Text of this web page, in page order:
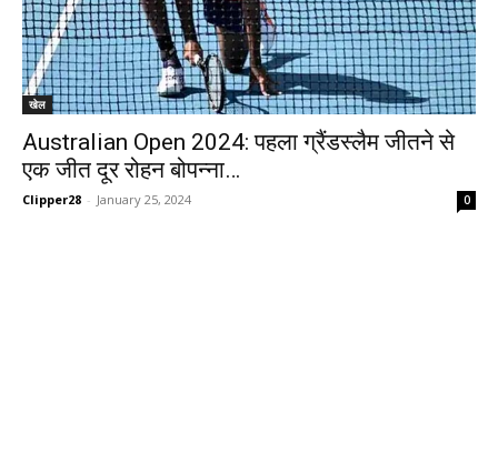
खेल
Australian Open 2024: पहला ग्रैंडस्लैम जीतने से
एक जीत दूर रोहन बोपन्ना…
Clipper28 - January 25, 2024 0